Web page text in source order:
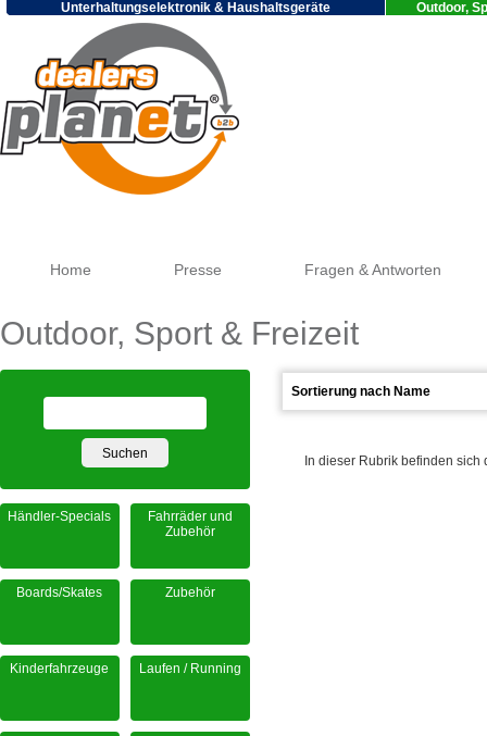
Unterhaltungselektronik & Haushaltsgeräte Outdoor,
Home Presse Fragen & Antworten
Outdoor, Sport & Freizeit
In dieser Rubrik befinden
Händler-Specials
Fahrräder und
Zubehör
Boards/Skates Zubehör
Kinderfahrzeuge Laufen / Running